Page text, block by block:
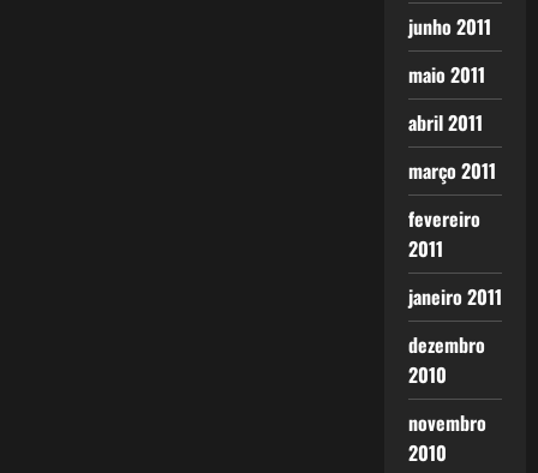
junho 2011
maio 2011
abril 2011
março 2011
fevereiro
2011
janeiro 2011
dezembro
2010
novembro
2010